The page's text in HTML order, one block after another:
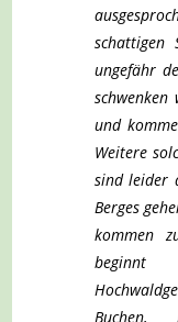
ungefähr
und
Weitere
sind leider
Berges
kommen
beginnt
Buchen,